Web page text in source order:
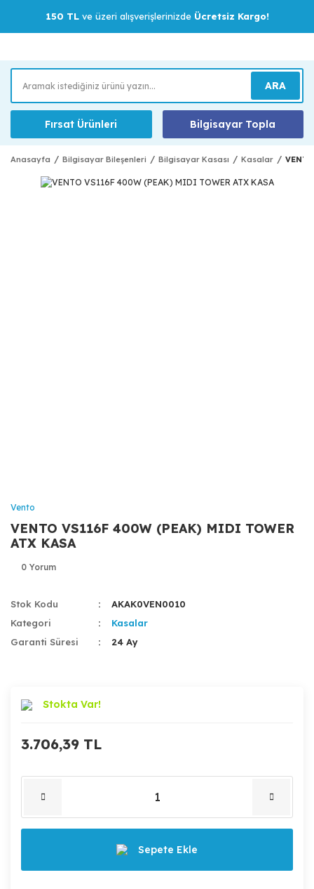
150 TLve üzeri alışverişlerinizde Ücretsiz Kargo!
ARA
Fırsat Ürünleri Bilgisayar Topla
Anasayfa Bilgisayar Bileşenleri Bilgisayar Kasası Kasalar
Vento
VENTO VS116F 400W (PEAK) MIDI TOWER
ATX KASA
0 Yorum
Stok Kodu
AKAK0VEN0010
Kategori
Kasalar
Garanti Süresi
24 Ay
Stokta Var!
3.706,39 TL
Sepete Ekle